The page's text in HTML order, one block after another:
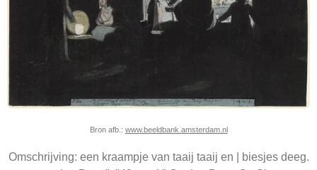
Bron afb.: www.beeldbank.amsterdam.nl
Omschrijving: een kraampje van taaij taaij en | biesjes deeg.